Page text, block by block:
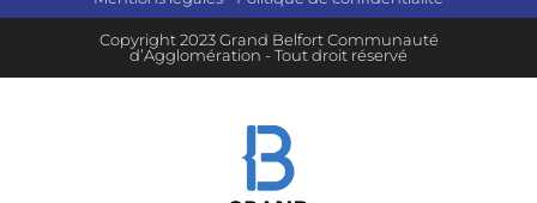
Copyright 2023 Grand Belfort Communauté
d’Agglomération - Tout droit réservé